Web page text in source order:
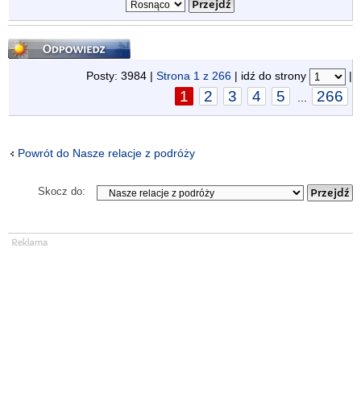
Odpowiedz
Posty: 3984 | Strona 1 z 266 | idź do strony |
1 2 3 4 5 266
Powrót do Nasze relacje z podróży
Skocz do: